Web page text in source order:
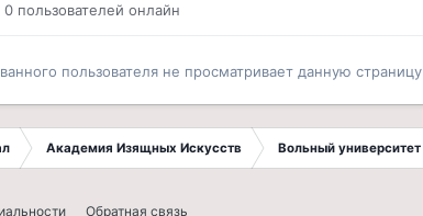
0 пользователей онлайн
пользователя не просматривает данную страницу
Академия Изящных Искусств Вольный университет
Обратная связь